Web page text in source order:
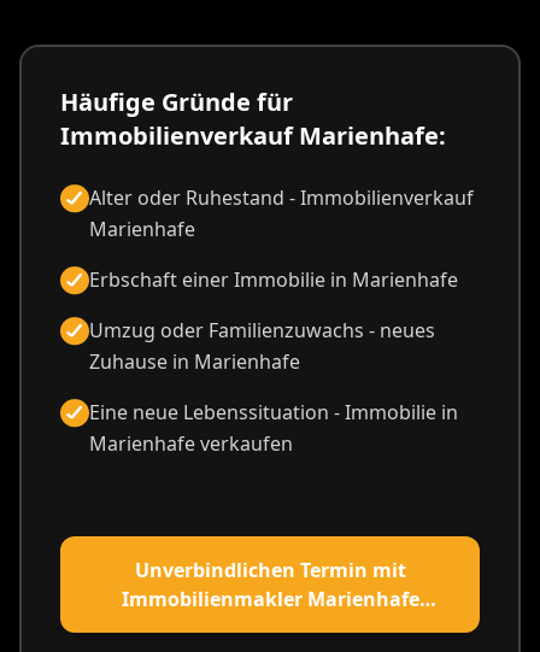
Häufige Gründe für
Immobilienverkauf Marienhafe:
Alter oder Ruhestand - Immobilienverkauf
Marienhafe
Erbschaft einer Immobilie in Marienhafe
Umzug oder Familienzuwachs - neues
Zuhause in Marienhafe
Eine neue Lebenssituation - Immobilie in
Marienhafe verkaufen
Unverbindlichen Termin mit
Immobilienmakler Marienhafe
vereinbaren